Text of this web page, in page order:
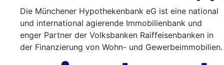
Die Münchener Hypothekenbank eG ist eine national
und international agierende Immobilienbank und
enger Partner der Volksbanken Raiffeisenbanken in
der Finanzierung von Wohn- und Gewerbeimmobilien.